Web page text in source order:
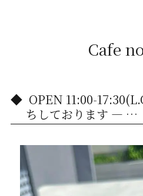
Cafe
OPEN 11:00-
ちしております︎ — …